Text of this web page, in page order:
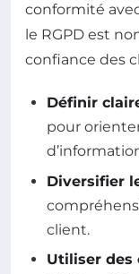
conformité
le RGPD est
confiance des
Définir
pour
Diversifier
client.
Utiliser des